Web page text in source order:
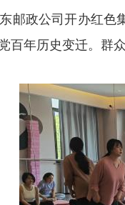
邮政公司开办红
百年历史变迁。群